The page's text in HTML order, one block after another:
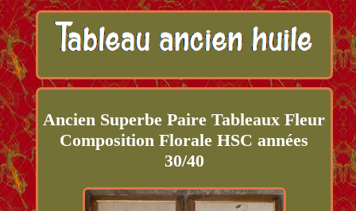
Ancien Superbe Paire Tableaux Fleur
Composition Florale HSC années
30/40